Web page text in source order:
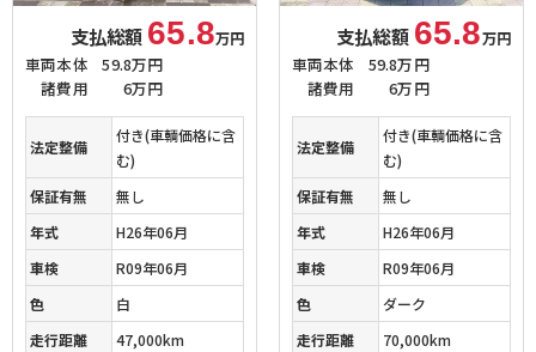
支払総額 65.8万円
車両本体
59.8万円
諸費用
6万円
法定整備
付き(車輌価格に含
む)
保証有無
無し
年式
H26年06月
車検
R09年06月
色
白
走行距離
47,000km
支払総額 65.8万円
車両本体
59.8万円
諸費用
6万円
法定整備
付き(車輌価格に含
む)
保証有無
無し
年式
H26年06月
車検
R09年06月
色
ダーク
走行距離
70,000km